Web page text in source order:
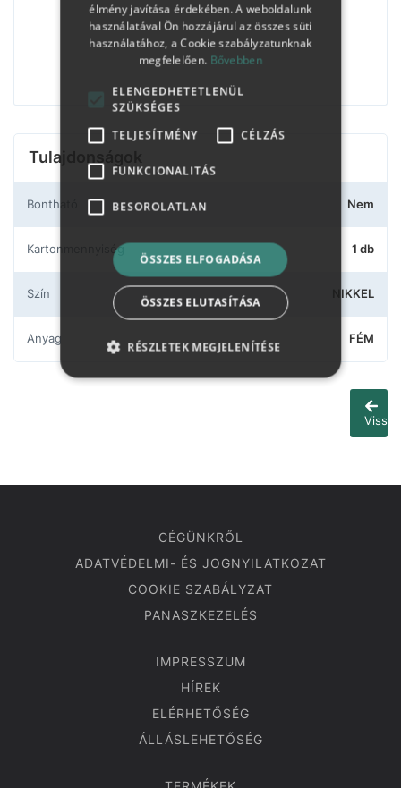
Tulajdonságok
Bontható Nem
Kartonmennyiség 1 db
Szín NIKKEL
Anyag FÉM
Vissza
CÉGÜNKRŐL
ADATVÉDELMI- ÉS JOGNYILATKOZAT
COOKIE SZABÁLYZAT
PANASZKEZELÉS
IMPRESSZUM
HÍREK
ELÉRHETŐSÉG
ÁLLÁSLEHETŐSÉG
élmény javítása érdekében. A weboldalunk
használatával Ön hozzájárul az összes süti
használatához, a Cookie szabályzatunknak
megfelelően. Bővebben
ELENGEDHETETLENÜL
SZÜKSÉGES
TELJESÍTMÉNY
CÉLZÁS
FUNKCIONALITÁS
BESOROLATLAN
ÖSSZES ELFOGADÁSA
ÖSSZES ELUTASÍTÁSA
RÉSZLETEK MEGJELENÍTÉSE